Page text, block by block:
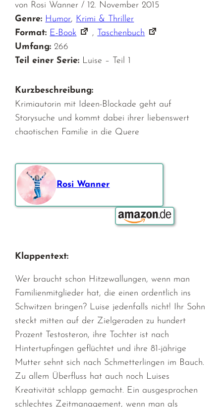
von Rosi Wanner / 12. November 2015
Genre: Humor, Krimi & Thriller
Format: E-Book , Taschenbuch
Umfang: 266
Teil einer Serie: Luise – Teil 1
Kurzbeschreibung:
Krimiautorin mit Ideen-Blockade geht auf
Storysuche und kommt dabei ihrer liebenswert
chaotischen Familie in die Quere
Rosi Wanner
Bestellen über:
Klappentext:
Wer braucht schon Hitzewallungen, wenn man
Familienmitglieder hat, die einen ordentlich ins
Schwitzen bringen? Luise jedenfalls nicht! Ihr Sohn
steckt mitten auf der Zielgeraden zu hundert
Prozent Testosteron, ihre Tochter ist nach
Hintertupfingen geflüchtet und ihre 81-jährige
Mutter sehnt sich nach Schmetterlingen im Bauch.
Zu allem Überfluss hat auch noch Luises
Kreativität schlapp gemacht. Ein ausgesprochen
schlechtes Zeitmanagement, wenn man als